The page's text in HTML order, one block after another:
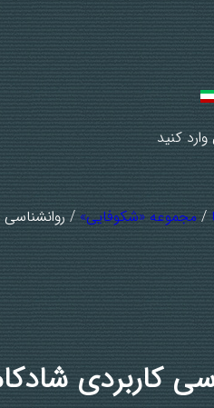
کنید
/مجموعه «شکوفایی» /
کاربردی